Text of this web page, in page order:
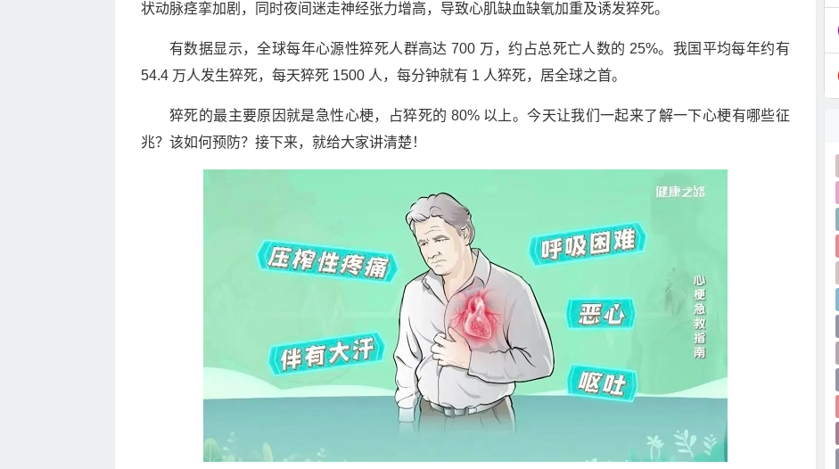
状动脉痉挛加剧，同时夜间迷走神经张力增高，导致心肌缺血缺氧加重及诱发猝死。
有数据显示，全球每年心源性猝死人群高达 700 万，约占总死亡人数的 25%。我国平均每年约有
54.4 万人发生猝死，每天猝死 1500 人，每分钟就有 1 人猝死，居全球之首。
猝死的最主要原因就是急性心梗，占猝死的 80% 以上。今天让我们一起来了解一下心梗有哪些征
兆？该如何预防？接下来，就给大家讲清楚！